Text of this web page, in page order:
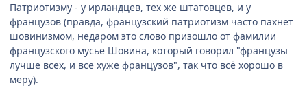
Патриотизму - у ирландцев, тех же штатовцев, и у
французов (правда, французский патриотизм часто пахнет
шовинизмом, недаром это слово призошло от фамилии
французского мусьё Шовина, который говорил "французы
лучше всех, и все хуже французов", так что всё хорошо в
меру).